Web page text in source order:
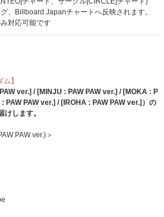
、Billboard Japanチャートへ反映されます。
対応可能です
】
ver.] / [MINJU : PAW PAW ver.] / [MOKA : P
PAW PAW ver.] / [IROHA : PAW PAW ver.]）の
けします。
PAW ver.)＞